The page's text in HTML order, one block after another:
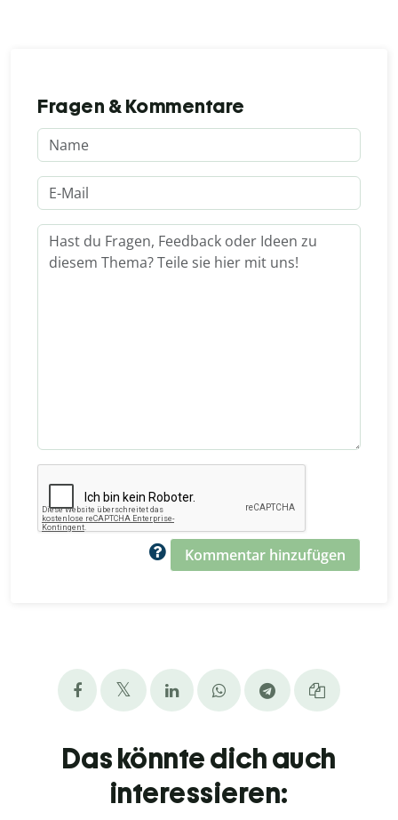
Fragen & Kommentare
Kommentar hinzufügen
Das könnte dich auch
interessieren: